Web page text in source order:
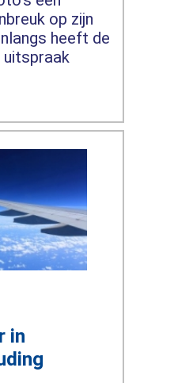
op zijn
heeft de
in